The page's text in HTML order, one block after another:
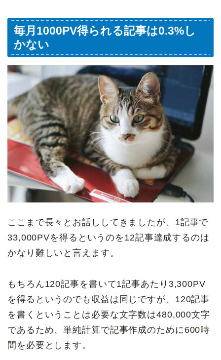
毎月1000PV得られる記事は0.3%し
かない
ここまで長々とお話ししてきましたが、1記事で
33,000PVを得るというのを12記事達成するのは
かなり難しいと言えます。
もちろん120記事を書いて1記事あたり3,300PV
を得るというのでも収益は同じですが、120記事
を書くということは必要な文字数は480,000文字
であるため、単純計算で記事作成のために600時
間を必要とします。